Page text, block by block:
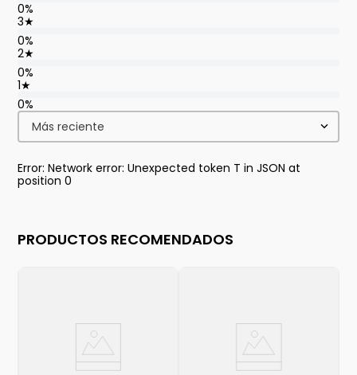
0%
3★
0%
2★
0%
1★
0%
Más reciente
Error: Network error: Unexpected token T in JSON at
position 0
PRODUCTOS RECOMENDADOS